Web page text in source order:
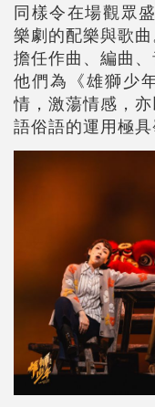
同樣令在場觀眾
樂劇的配樂與歌
擔任作曲、編曲
他們為《雄獅少
情，激蕩情感，
語俗語的運用極具